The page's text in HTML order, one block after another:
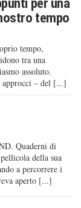
per una
tempo
tempo,
tra una
assoluto.
approcci – del [...]
Quaderni di
della sua
a percorrere i
aperto [...]